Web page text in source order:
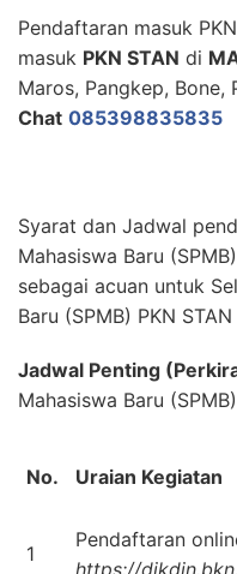
Pendaftaran masuk
masuk PKN STAN di
Maros, Pangkep, Bone,
Chat 085398835835
Syarat dan Jadwal
Mahasiswa Baru
sebagai acuan untuk
Baru (SPMB) PKN
Jadwal Penting
Mahasiswa Baru
No. Uraian Kegiatan
1
Pendaftaran
https://